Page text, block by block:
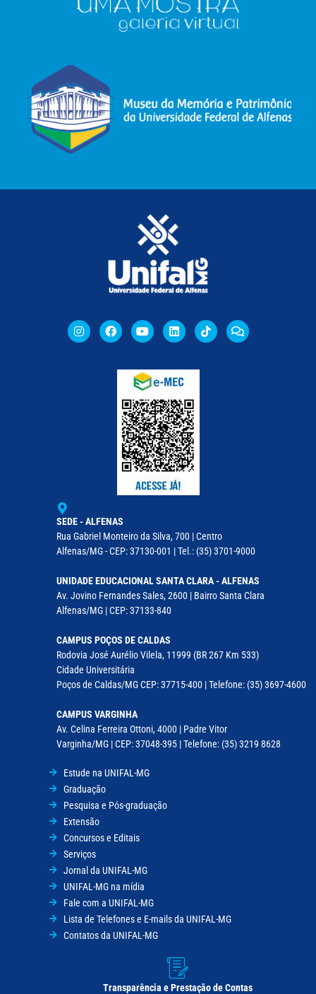
SEDE - ALFENAS
Rua Gabriel Monteiro da Silva, 700 | Centro
Alfenas/MG - CEP: 37130-001 | Tel.: (35) 3701-9000
UNIDADE EDUCACIONAL SANTA CLARA - ALFENAS
Av. Jovino Fernandes Sales, 2600 | Bairro Santa Clara
Alfenas/MG | CEP: 37133-840
CAMPUS POÇOS DE CALDAS
Rodovia José Aurélio Vilela, 11999 (BR 267 Km 533)
Cidade Universitária
Poços de Caldas/MG CEP: 37715-400 | Telefone: (35) 3697-4600
CAMPUS VARGINHA
Av. Celina Ferreira Ottoni, 4000 | Padre Vitor
Varginha/MG | CEP: 37048-395 | Telefone: (35) 3219 8628
Estude na UNIFAL-MG
Graduação
Pesquisa e Pós-graduação
Extensão
Concursos e Editais
Serviços
Jornal da UNIFAL-MG
UNIFAL-MG na mídia
Fale com a UNIFAL-MG
Lista de Telefones e E-mails da UNIFAL-MG
Contatos da UNIFAL-MG
Transparência e Prestação de Contas